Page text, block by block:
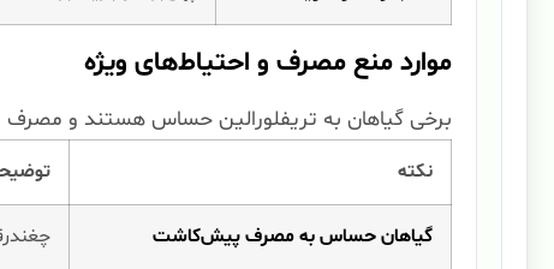
موارد منع مصرف و احتیاط‌های ویژه
برخی گیاهان به تریفلورالین حساس هستند و
نکته
گیاهان حساس به مصرف پیش‌کاشت